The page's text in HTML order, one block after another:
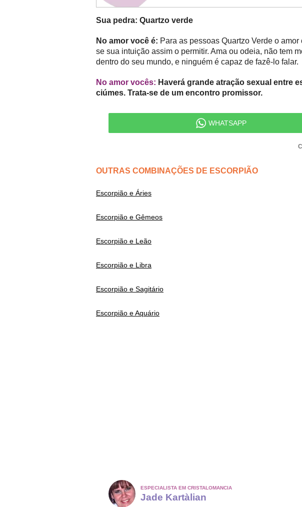
Sua pedra: Quartzo verde
No amor você é: Para as pessoas Quartzo Verde o
se sua intuição assim o permitir. Ama ou odeia, não tem
dentro do seu mundo, e ninguém é capaz de fazê-lo falar.
No amor vocês: Haverá grande atração sexual entre
ciúmes. Trata-se de um encontro promissor.
WHATSAPP
OUTRAS COMBINAÇÕES DE ESCORPIÃO
Escorpião e Áries
Escorpião e Gêmeos
Escorpião e Leão
Escorpião e Libra
Escorpião e Sagitário
Escorpião e Aquário
ESPECIALISTA EM CRISTALOMANCIA
Jade Kartàlian